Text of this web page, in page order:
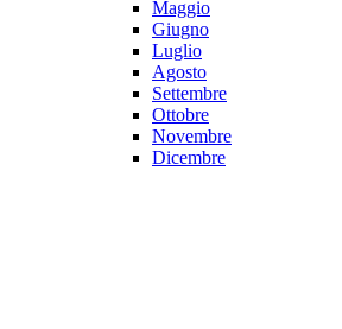
Maggio
Giugno
Luglio
Agosto
Settembre
Ottobre
Novembre
Dicembre